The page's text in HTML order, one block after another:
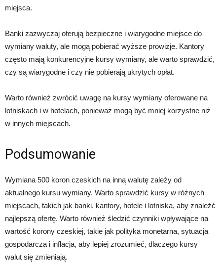
miejsca.
Banki zazwyczaj oferują bezpieczne i wiarygodne miejsce do
wymiany waluty, ale mogą pobierać wyższe prowizje. Kantory
często mają konkurencyjne kursy wymiany, ale warto sprawdzić,
czy są wiarygodne i czy nie pobierają ukrytych opłat.
Warto również zwrócić uwagę na kursy wymiany oferowane na
lotniskach i w hotelach, ponieważ mogą być mniej korzystne niż
w innych miejscach.
Podsumowanie
Wymiana 500 koron czeskich na inną walutę zależy od
aktualnego kursu wymiany. Warto sprawdzić kursy w różnych
miejscach, takich jak banki, kantory, hotele i lotniska, aby znaleźć
najlepszą ofertę. Warto również śledzić czynniki wpływające na
wartość korony czeskiej, takie jak polityka monetarna, sytuacja
gospodarcza i inflacja, aby lepiej zrozumieć, dlaczego kursy
walut się zmieniają.